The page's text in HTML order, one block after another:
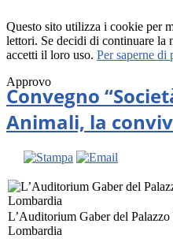
Questo sito utilizza i cookie per
lettori. Se decidi di continuare la
accetti il loro uso. Per saperne di
Approvo
Convegno
Animali, la
L’Auditorium Gaber del
Lombardia